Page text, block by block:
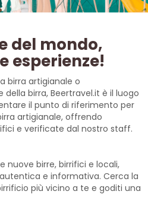
del mondo,
esperienze!
birra artigianale o
birra, Beertravel.it è il luogo
il punto di riferimento per
artigianale, offrendo
e verificate dal nostro staff.
nuove birre, birrifici e locali,
e informativa. Cerca la
più vicino a te e goditi una